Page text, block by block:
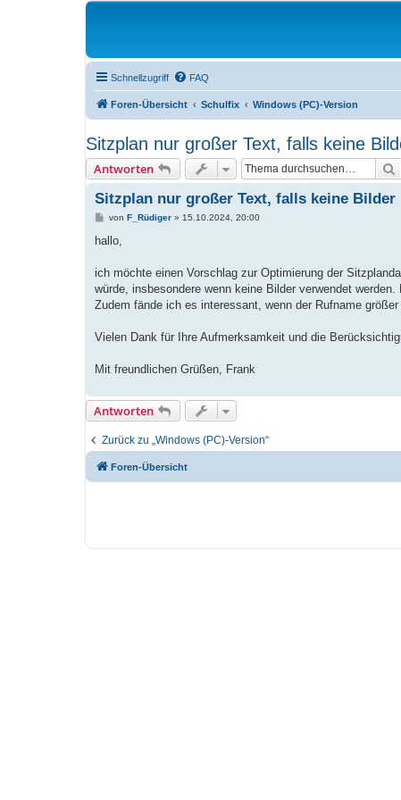
Schnellzugriff FAQ
Foren-Übersicht Schulfix Windows (PC)-Version
Sitzplan nur großer Text, falls keine
Antworten
Sitzplan nur großer Text, falls keine Bilder
B
i
a
von F_Rüdiger» 15.10.2024, 20:00
hallo,
ich möchte einen Vorschlag zur Optimierung der
würde, insbesondere wenn keine Bilder verwendet
Zudem fände ich es interessant, wenn der Rufname
Vielen Dank für Ihre Aufmerksamkeit und die
Mit freundlichen Grüßen, Frank
Antworten
Zurück zu „Windows (PC)-Version“
Foren-Übersicht